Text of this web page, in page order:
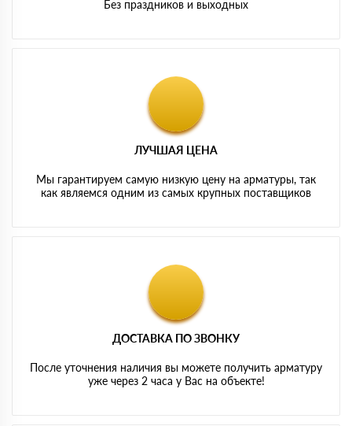
Без праздников и выходных
ЛУЧШАЯ ЦЕНА
Мы гарантируем самую низкую цену на арматуры, так
как являемся одним из самых крупных поставщиков
ДОСТАВКА ПО ЗВОНКУ
После уточнения наличия вы можете получить арматуру
уже через 2 часа у Вас на объекте!